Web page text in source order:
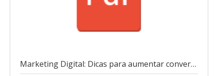
Marketing Digital: Dicas para aumentar conversões